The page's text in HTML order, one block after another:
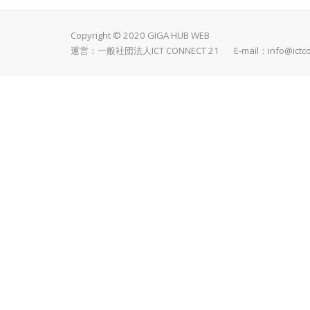
Copyright © 2020 GIGA HUB WEB
運営：一般社団法人ICT CONNECT 21 E-mail：